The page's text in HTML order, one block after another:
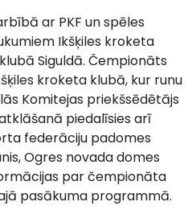
ar PKF un spēles
Ikšķiles kroketa
Siguldā. Čempionāts
kroketa klubā, kur runu
Komitejas priekšsēdētājs
piedalīsies arī
federāciju padomes
Ogres novada domes
par čempionāta
pasākuma programmā.